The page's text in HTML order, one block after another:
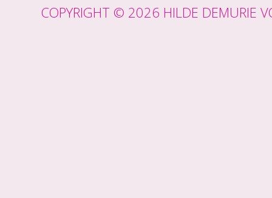
COPYRIGHT © 2026 HILDE DEMURIE